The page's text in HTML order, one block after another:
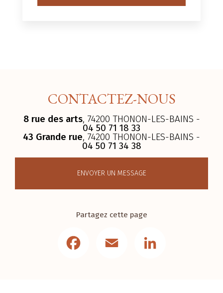
CONTACTEZ-NOUS
8 rue des arts, 74200 THONON-LES-BAINS -
04 50 71 18 33
43 Grande rue, 74200 THONON-LES-BAINS -
04 50 71 34 38
ENVOYER UN MESSAGE
Partagez cette page